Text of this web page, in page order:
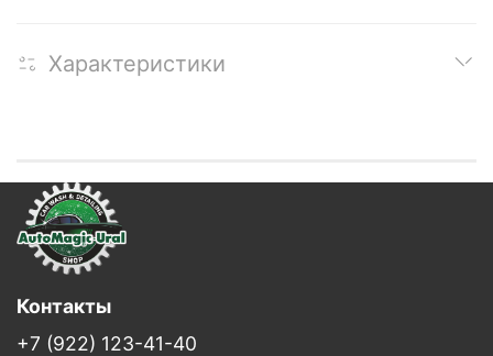
Характеристики
Контакты
+7 (922) 123-41-40